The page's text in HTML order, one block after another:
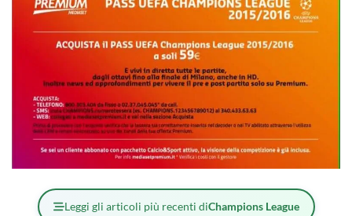
Leggi gli articoli più recenti diChampions League